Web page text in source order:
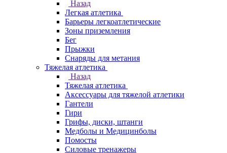
Назад
Легкая атлетика
Барьеры легкоатлетические
Зоны приземления
Бег
Прыжки
Снаряды для метания
Тяжелая атлетика
Назад
Тяжелая атлетика
Аксессуары для тяжелой атлетики
Гантели
Гири
Грифы, диски, штанги
Медболы и Медицинболы
Помосты
Силовые тренажеры